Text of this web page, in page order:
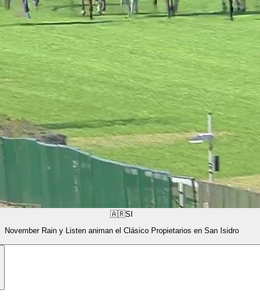
🇦🇷SI
November Rain y Listen animan el Clásico Propietarios en San Isidro